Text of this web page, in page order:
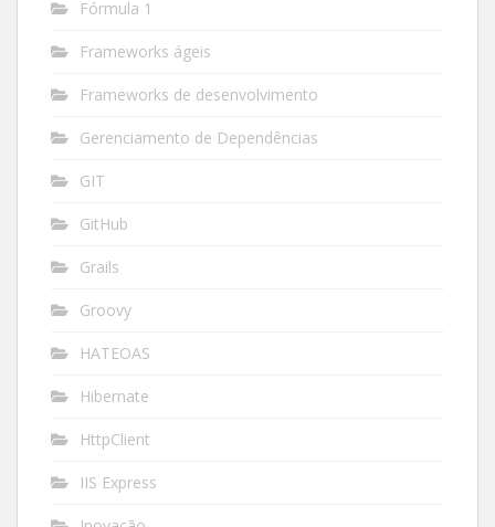
Fórmula 1
Frameworks ágeis
Frameworks de desenvolvimento
Gerenciamento de Dependências
GIT
GitHub
Grails
Groovy
HATEOAS
Hibernate
HttpClient
IIS Express